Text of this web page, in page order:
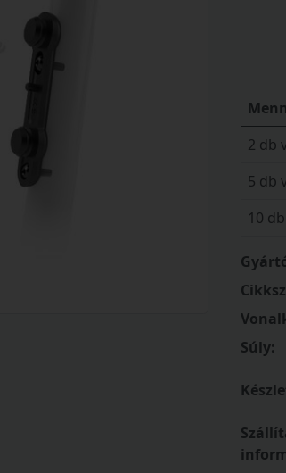
2 db
5 db
10
Súly: